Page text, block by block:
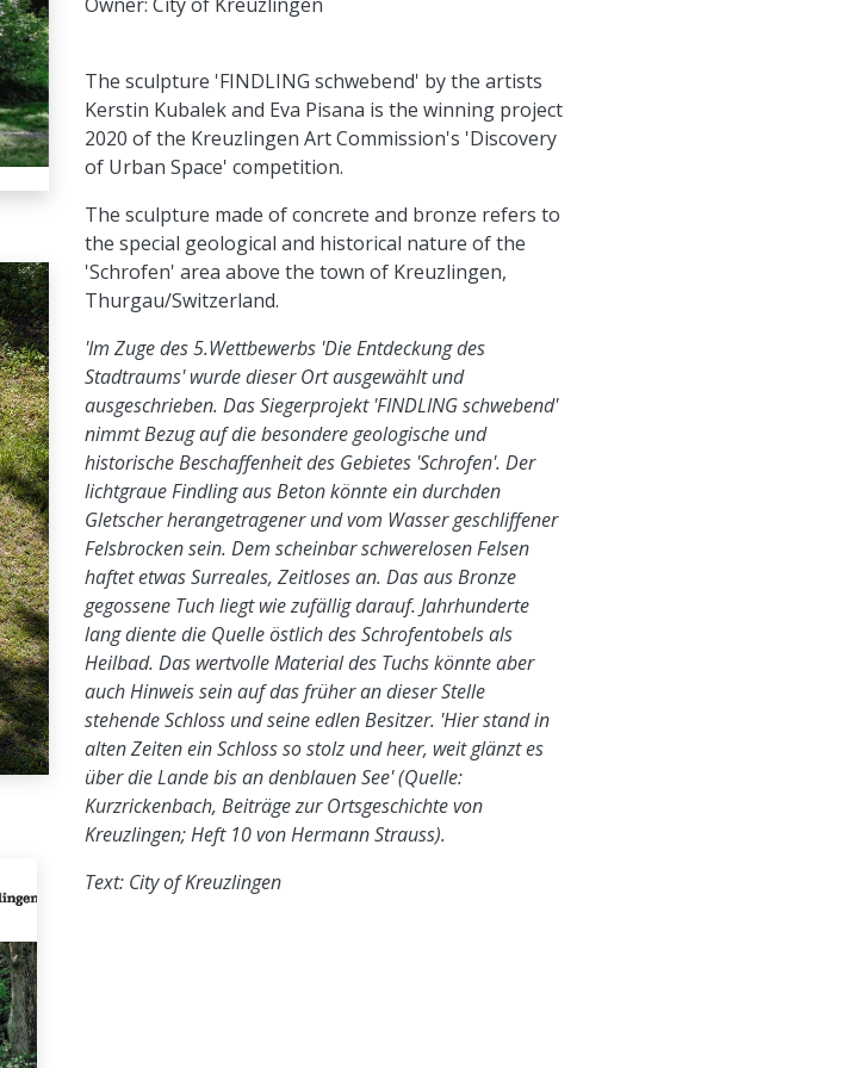
The sculpture 'FINDLING schwebend' by the artists
Kerstin Kubalek and Eva Pisana is the winning project
2020 of the Kreuzlingen Art Commission's 'Discovery
of Urban Space' competition.
The sculpture made of concrete and bronze refers to
the special geological and historical nature of the
'Schrofen' area above the town of Kreuzlingen,
Thurgau/Switzerland.
'Im Zuge des 5.Wettbewerbs 'Die Entdeckung des
Stadtraums' wurde dieser Ort ausgewählt und
ausgeschrieben. Das Siegerprojekt 'FINDLING schwebend'
nimmt Bezug auf die besondere geologische und
historische Beschaffenheit des Gebietes 'Schrofen'. Der
lichtgraue Findling aus Beton könnte ein durchden
Gletscher herangetragener und vom Wasser geschliffener
Felsbrocken sein. Dem scheinbar schwerelosen Felsen
haftet etwas Surreales, Zeitloses an. Das aus Bronze
gegossene Tuch liegt wie zufällig darauf. Jahrhunderte
lang diente die Quelle östlich des Schrofentobels als
Heilbad. Das wertvolle Material des Tuchs könnte aber
auch Hinweis sein auf das früher an dieser Stelle
stehende Schloss und seine edlen Besitzer. 'Hier stand in
alten Zeiten ein Schloss so stolz und heer, weit glänzt es
über die Lande bis an denblauen See' (Quelle:
Kurzrickenbach, Beiträge zur Ortsgeschichte von
Kreuzlingen; Heft 10 von Hermann Strauss).
Text: City of Kreuzlingen